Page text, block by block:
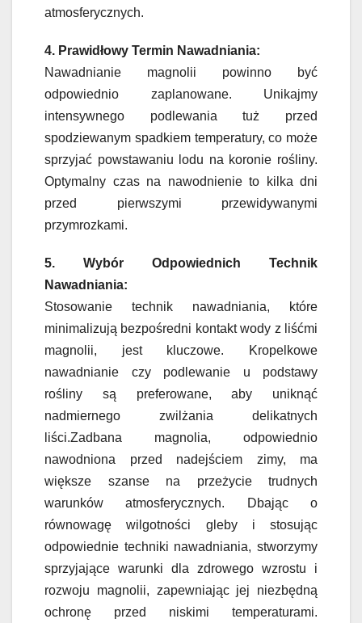
atmosferycznych.
4. Prawidłowy Termin Nawadniania:
Nawadnianie magnolii powinno być
odpowiednio zaplanowane. Unikajmy
intensywnego podlewania tuż przed
spodziewanym spadkiem temperatury, co może
sprzyjać powstawaniu lodu na koronie rośliny.
Optymalny czas na nawodnienie to kilka dni
przed pierwszymi przewidywanymi
przymrozkami.
5. Wybór Odpowiednich Technik
Nawadniania:
Stosowanie technik nawadniania, które
minimalizują bezpośredni kontakt wody z liśćmi
magnolii, jest kluczowe. Kropelkowe
nawadnianie czy podlewanie u podstawy
rośliny są preferowane, aby uniknąć
nadmiernego zwilżania delikatnych
liści.Zadbana magnolia, odpowiednio
nawodniona przed nadejściem zimy, ma
większe szanse na przeżycie trudnych
warunków atmosferycznych. Dbając o
równowagę wilgotności gleby i stosując
odpowiednie techniki nawadniania, stworzymy
sprzyjające warunki dla zdrowego wzrostu i
rozwoju magnolii, zapewniając jej niezbędną
ochronę przed niskimi temperaturami.